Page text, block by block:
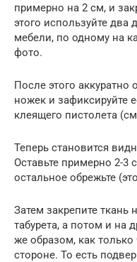
примерно на 2 см, и
этого используйте два
мебели, по одному на
фото.
После этого аккуратно
ножек и
клеящего пистолета
Теперь становится
Оставьте примерно 2-3
остальное обрежьте
Затем закрепите
табурета, а потом и на
же образом, как
стороне. То есть